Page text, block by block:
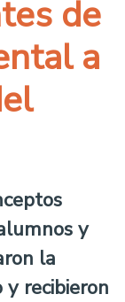
de
a
y
la
recibieron